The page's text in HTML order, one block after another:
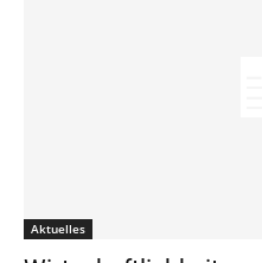
Aktuelles